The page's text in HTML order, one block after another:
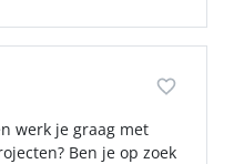
werk je graag met
Ben je op zoek